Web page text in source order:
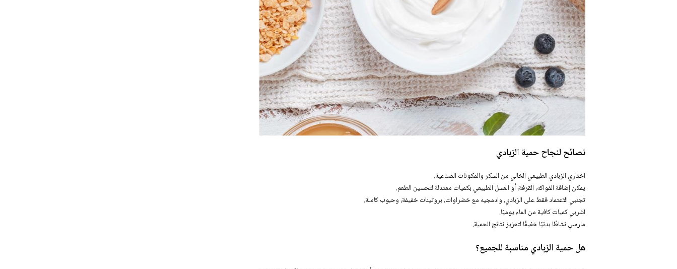
نصائح لنجاح حمية الزبادي
اختاري الزبادي الطبيعي الخالي من السكر والمكونات الصناعية.
يمكن إضافة الفواكه، القرفة، أو العسل الطبيعي بكميات معتدلة لتحسين الطعم.
تجنبي الاعتماد فقط على الزبادي، وادمجيه مع خضراوات، بروتينات خفيفة، وحبوب كاملة.
اشربي كميات كافية من الماء يوميًا.
مارسي نشاطًا بدنيًا خفيفًا لتعزيز نتائج الحمية.
هل حمية الزبادي مناسبة للجميع؟